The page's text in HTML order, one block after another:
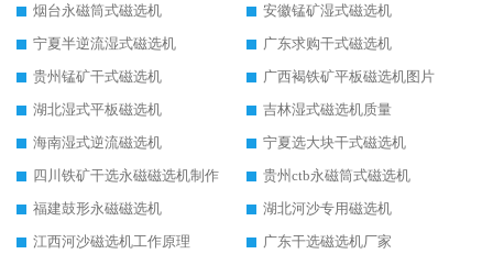
烟台永磁筒式磁选机
安徽锰矿湿式磁选机
宁夏半逆流湿式磁选机
广东求购干式磁选机
贵州锰矿干式磁选机
广西褐铁矿平板磁选机图片
湖北湿式平板磁选机
吉林湿式磁选机质量
海南湿式逆流磁选机
宁夏选大块干式磁选机
四川铁矿干选永磁磁选机制作
贵州ctb永磁筒式磁选机
福建鼓形永磁磁选机
湖北河沙专用磁选机
江西河沙磁选机工作原理
广东干选磁选机厂家